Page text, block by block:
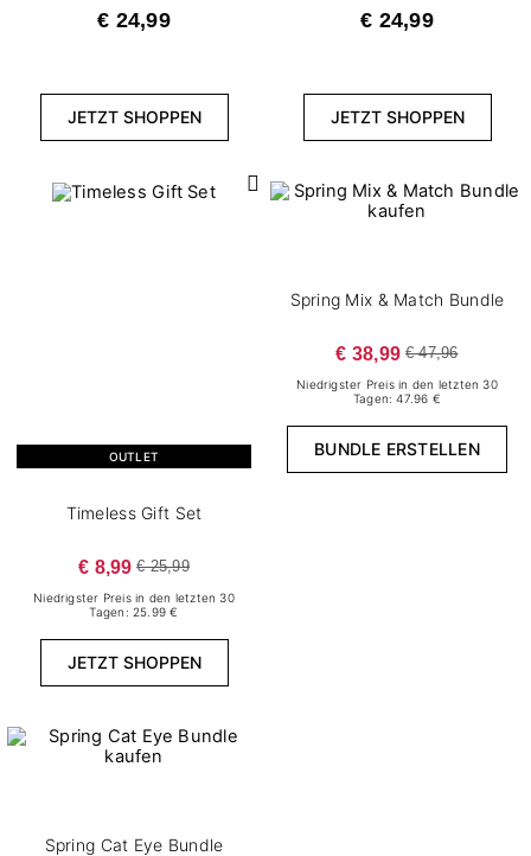
€ 24,99
JETZT SHOPPEN
€ 24,99
JETZT SHOPPEN
OUTLET
Timeless Gift Set
€ 8,99 € 25,99
Niedrigster Preis in den letzten 30
Tagen: 25.99 €
JETZT SHOPPEN
Spring Mix & Match Bundle
€ 38,99 € 47,96
Niedrigster Preis in den letzten 30
Tagen: 47.96 €
BUNDLE ERSTELLEN
Spring Cat Eye Bundle